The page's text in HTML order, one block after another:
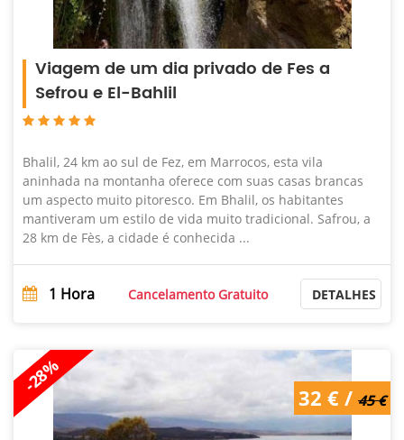
Viagem de um dia privado de Fes a
Sefrou e El-Bahlil
Bhalil, 24 km ao sul de Fez, em Marrocos, esta vila
aninhada na montanha oferece com suas casas brancas
um aspecto muito pitoresco. Em Bhalil, os habitantes
mantiveram um estilo de vida muito tradicional. Safrou, a
28 km de Fès, a cidade é conhecida ...
1 Hora Cancelamento Gratuito DETALHES
-28%
45 € / 32 €
32 € / 45 €